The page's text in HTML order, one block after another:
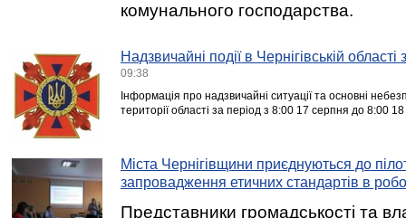
комунального господарства.
Надзвичайні події в Чернігівській
09:38
Інформація про надзвичайні ситуації та основні
території області за період з 8:00 17 серпня до 8:00
Міста Чернігівщини приєднуються до
запровадження етичних стандартів в
Представники громадськості та